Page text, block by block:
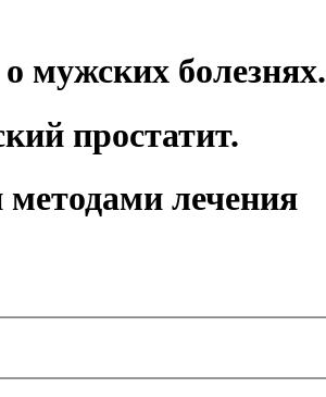
мужских болезнях.
простатит.
лечения